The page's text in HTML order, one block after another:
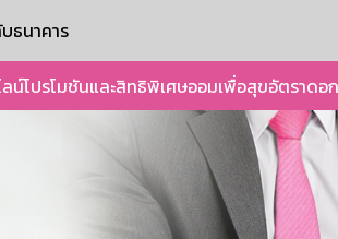
ธนาคาร
ลน์โปรโมชันและสิทธิพิเศษออมเพื่อสุขอัตราดอ